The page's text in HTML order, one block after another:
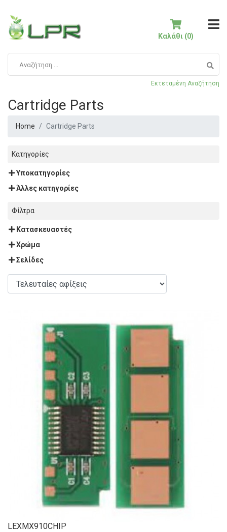
Εκτεταμένη Αναζήτηση
Καλάθι (0)
Cartridge Parts
Home Cartridge Parts
Κατηγορίες
Υποκατηγορίες
Άλλες κατηγορίες
Φίλτρα
Κατασκευαστές
Χρώμα
Σελίδες
LEXMX910CHIP